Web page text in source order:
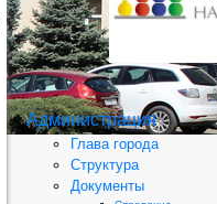
Администрация
Глава города
Структура
Документы